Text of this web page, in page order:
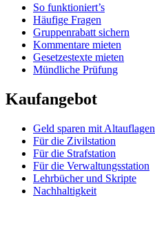
So funktioniert’s
Häufige Fragen
Gruppenrabatt sichern
Kommentare mieten
Gesetzestexte mieten
Mündliche Prüfung
Kaufangebot
Geld sparen mit Altauflagen
Für die Zivilstation
Für die Strafstation
Für die Verwaltungsstation
Lehrbücher und Skripte
Nachhaltigkeit